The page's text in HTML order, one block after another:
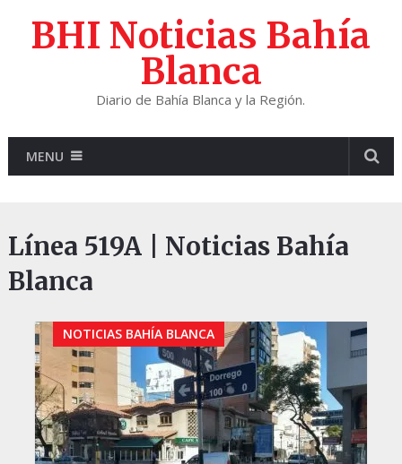
BHI Noticias Bahía
Blanca
Diario de Bahía Blanca y la Región.
MENU
Línea 519A | Noticias Bahía
Blanca
NOTICIAS BAHÍA BLANCA